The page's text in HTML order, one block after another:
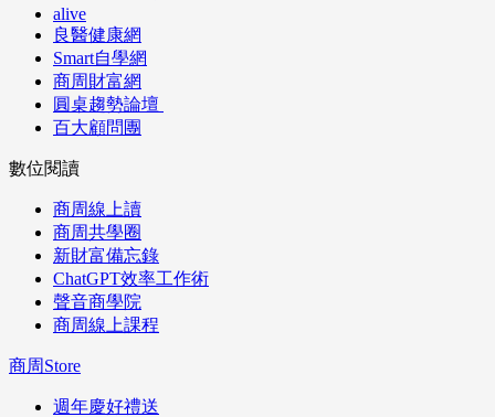
alive
良醫健康網
Smart自學網
商周財富網
圓桌趨勢論壇
百大顧問團
數位閱讀
商周線上讀
商周共學圈
新財富備忘錄
ChatGPT效率工作術
聲音商學院
商周線上課程
商周Store
週年慶好禮送